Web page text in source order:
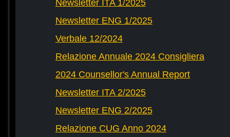
Newsletter ITA 1/2025
Newsletter ENG 1/2025
Verbale 12/2024
Relazione Annuale 2024 Consigliera
2024 Counsellor's Annual Report
Newsletter ITA 2/2025
Newsletter ENG 2/2025
Relazione CUG Anno 2024